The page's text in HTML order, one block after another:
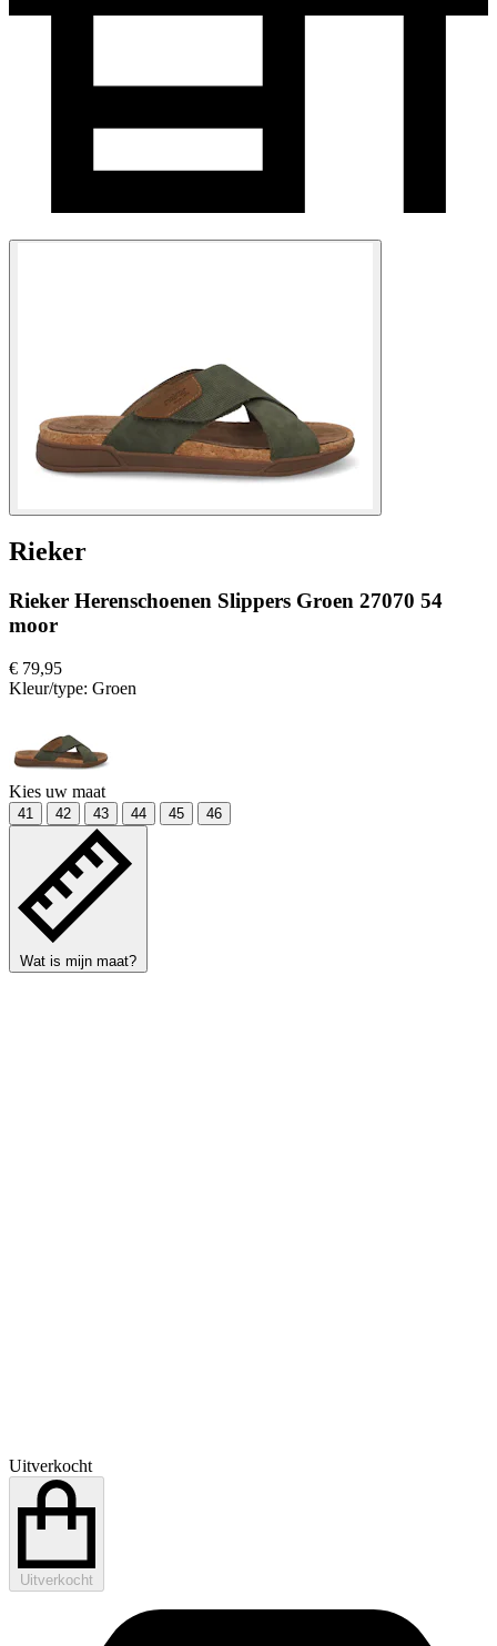
Rieker
Rieker Herenschoenen Slippers Groen 27070 54
moor
€ 79,95
Kleur/type: Groen
Kies uw maat
41 42 43 44 45 46
Wat is mijn maat?
Uitverkocht
Uitverkocht